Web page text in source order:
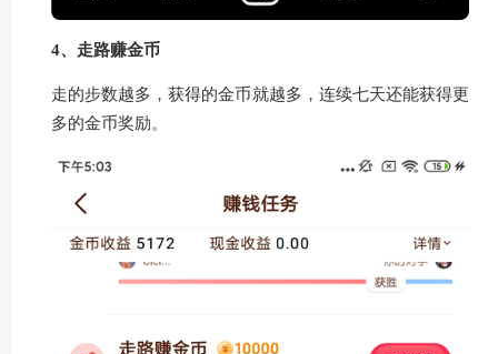
4、走路赚金币
走的步数越多，获得的金币就越多，连续七天还能获得更
多的金币奖励。